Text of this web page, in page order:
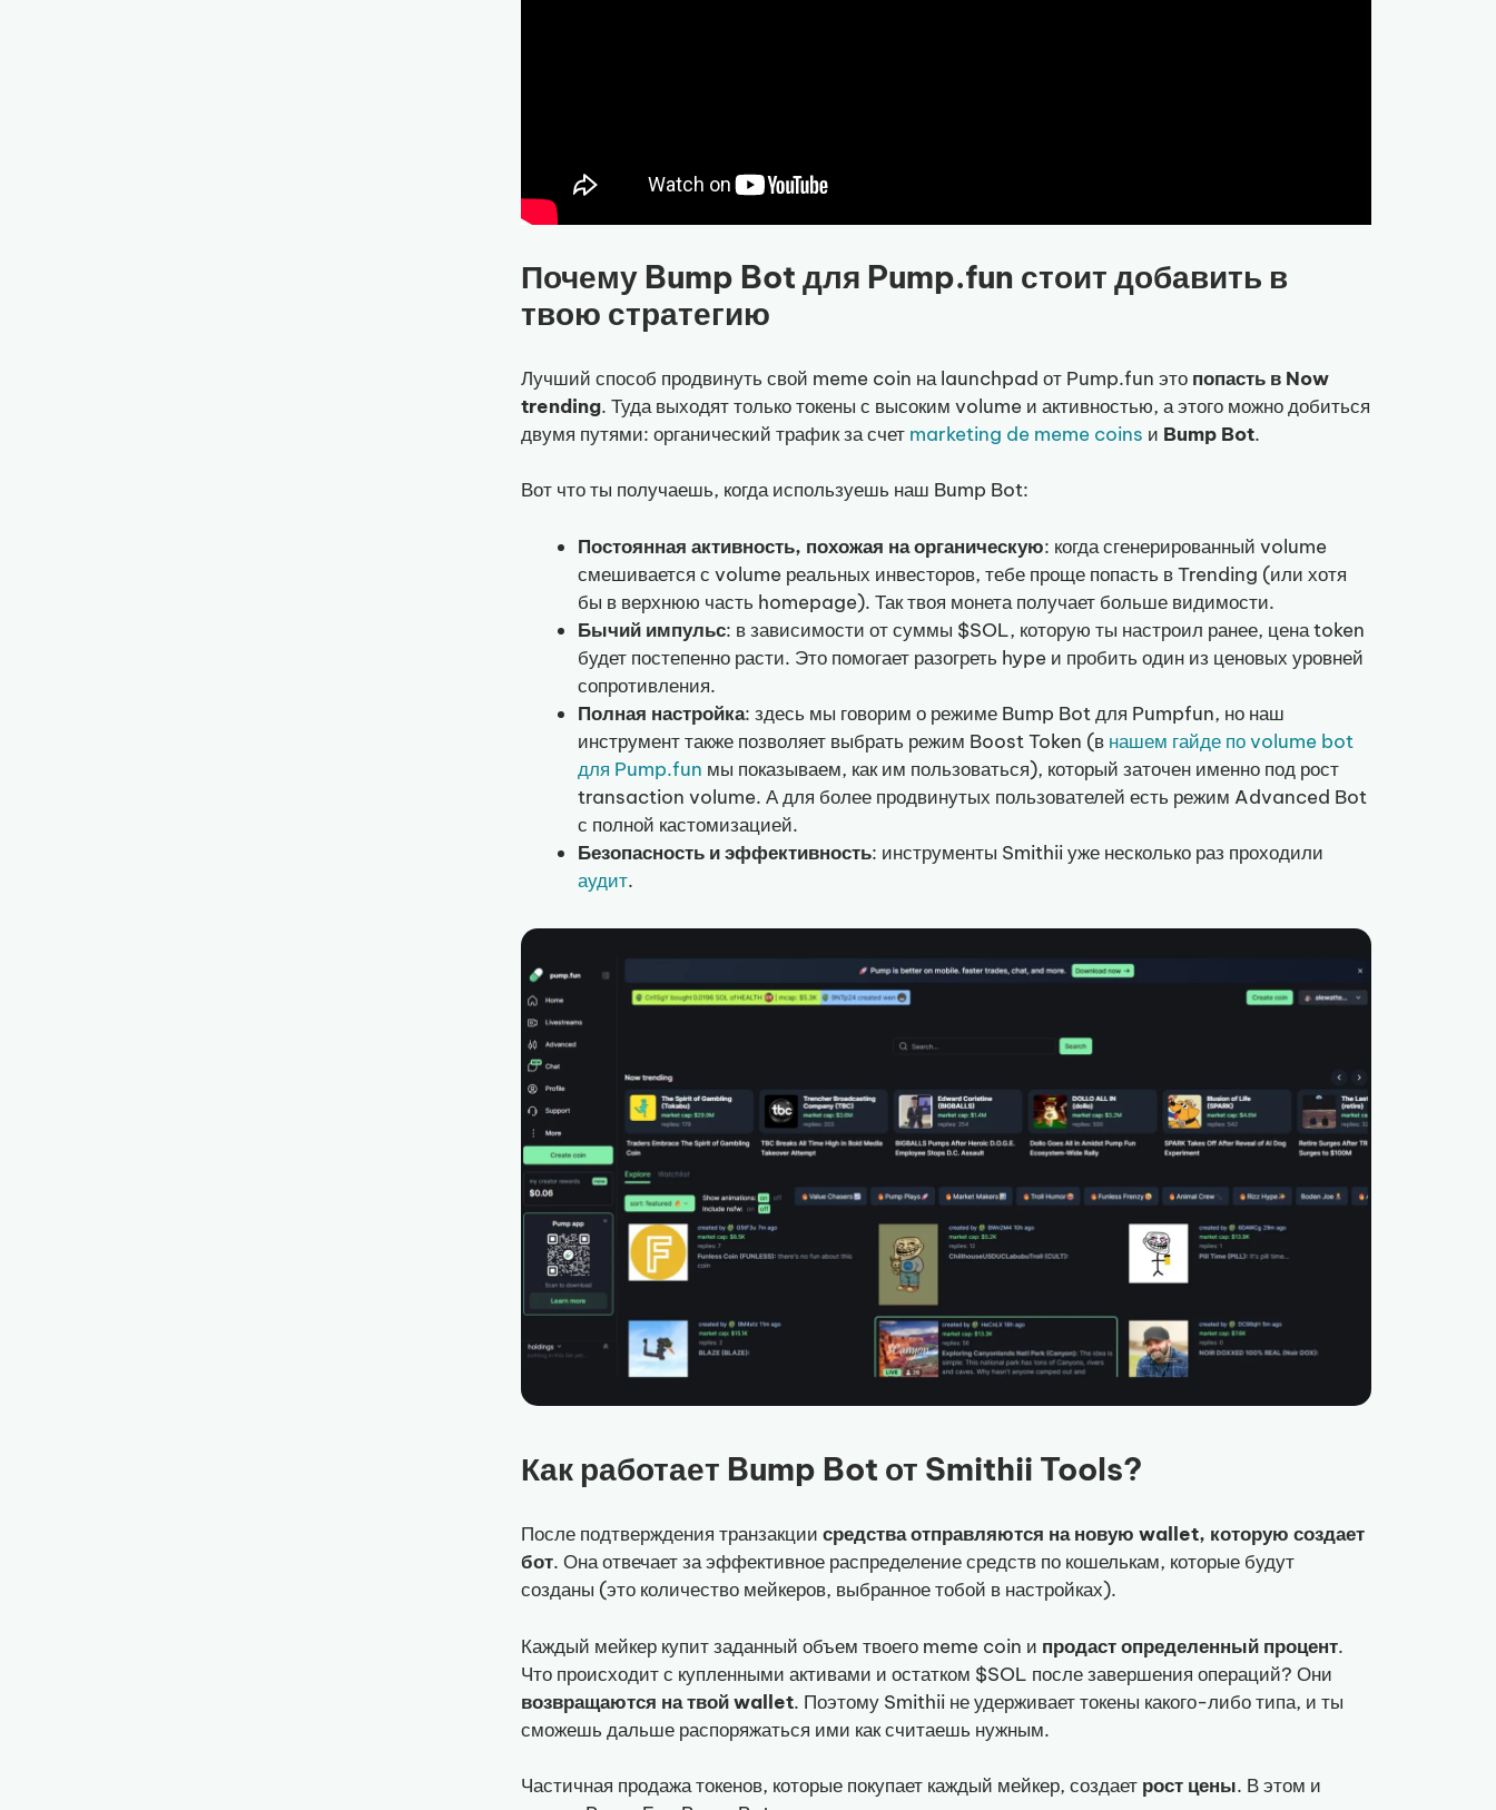
Почему Bump Bot для Pump.fun стоит добавить в
твою стратегию
Лучший способ продвинуть свой meme coin на launchpad от Pump.fun это попасть в Now
trending. Туда выходят только токены с высоким volume и активностью, а этого можно добиться
двумя путями: органический трафик за счет marketing de meme coins и Bump Bot.
Вот что ты получаешь, когда используешь наш Bump Bot:
Постоянная активность, похожая на органическую: когда сгенерированный volume
смешивается с volume реальных инвесторов, тебе проще попасть в Trending (или хотя
бы в верхнюю часть homepage). Так твоя монета получает больше видимости.
Бычий импульс: в зависимости от суммы $SOL, которую ты настроил ранее, цена token
будет постепенно расти. Это помогает разогреть hype и пробить один из ценовых уровней
сопротивления.
Полная настройка: здесь мы говорим о режиме Bump Bot для Pumpfun, но наш
инструмент также позволяет выбрать режим Boost Token (в нашем гайде по volume bot
для Pump.fun мы показываем, как им пользоваться), который заточен именно под рост
transaction volume. А для более продвинутых пользователей есть режим Advanced Bot
с полной кастомизацией.
Безопасность и эффективность: инструменты Smithii уже несколько раз проходили
аудит.
Как работает Bump Bot от Smithii Tools?
После подтверждения транзакциисредства отправляются на новую wallet, которую создает
бот. Она отвечает за эффективное распределение средств по кошелькам, которые будут
созданы (это количество мейкеров, выбранное тобой в настройках).
Каждый мейкер купит заданный объем твоего meme coin и продаст определенный процент.
Что происходит с купленными активами и остатком $SOL после завершения операций? Они
возвращаются на твой wallet. Поэтому Smithii не удерживает токены какого-либо типа, и ты
сможешь дальше распоряжаться ими как считаешь нужным.
Частичная продажа токенов, которые покупает каждый мейкер, создает рост цены. В этом и